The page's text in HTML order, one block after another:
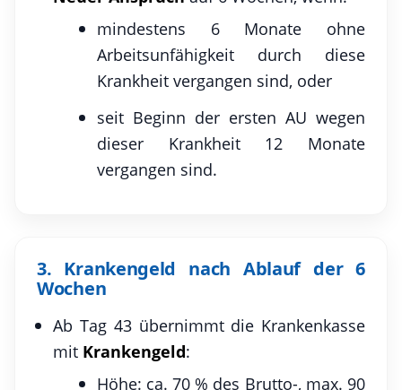
mindestens 6 Monate ohne
Arbeitsunfähigkeit durch diese
Krankheit vergangen sind, oder
seit Beginn der ersten AU wegen
dieser Krankheit 12 Monate
vergangen sind.
3. Krankengeld nach Ablauf der 6
Wochen
Ab Tag 43 übernimmt die Krankenkasse
mit Krankengeld:
Höhe: ca. 70 % des Brutto-, max. 90